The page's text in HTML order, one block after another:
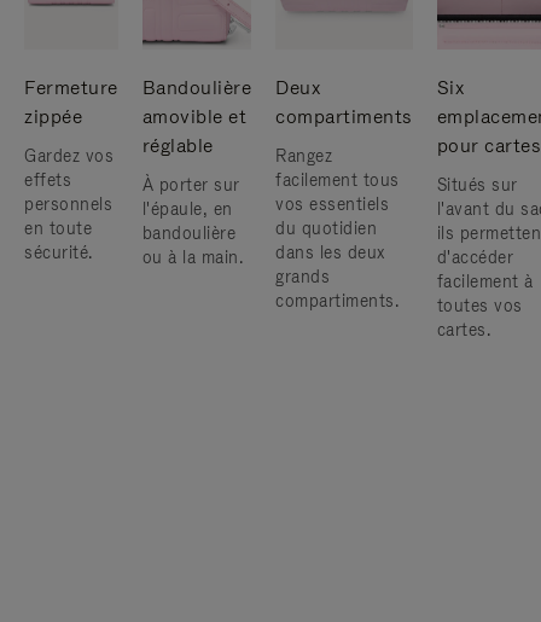
Fermeture
zippée
Gardez vos
effets
personnels
en toute
sécurité.
Bandoulière
amovible et
réglable
À porter sur
l'épaule, en
bandoulière
ou à la main.
Deux
compartiments
Rangez
facilement tous
vos essentiels
du quotidien
dans les deux
grands
compartiments.
Six
pour cartes
Situés sur
l'avant du
ils
d'accéder
facilement à
toutes vos
cartes.